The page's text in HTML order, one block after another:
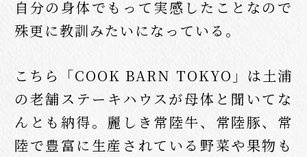
自分の身体でもって実感したことなので
殊更に教訓みたいになっている。
こちら「COOK BARN TOKYO」は土浦
の老舗ステーキハウスが母体と聞いてな
んとも納得。麗しき常陸牛、常陸豚、常
陸で豊富に生産されている野菜や果物も